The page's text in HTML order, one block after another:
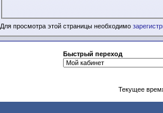
Для просмотра этой страницы необходимо
Быстрый переход
Текущее